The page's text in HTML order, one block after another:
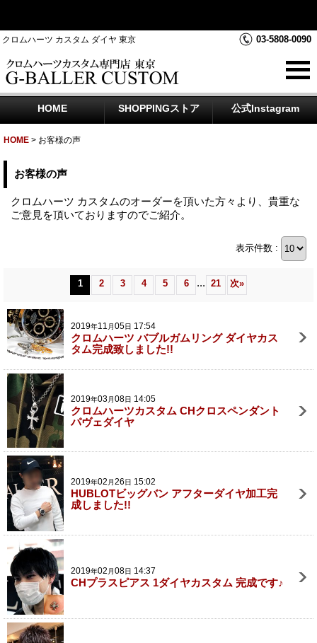
クロムハーツ カスタム ダイヤ 東京 03-5808-0090
HOME SHOPPINGストア 公式Instagram
HOME > お客様の声
お客様の声
クロムハーツ カスタムのオーダーを頂いた方々より、貴重な
ご意見を頂いておりますのでご紹介。
表示件数 :
1 2 3 4 5 6 ... 21 次»
2019年11月 05日 17:54
クロムハーツ バブルガムリング ダイヤカス
タム完成致しました!!
2019年03月 08日 14:05
クロムハーツカスタム CHクロスペンダント
パヴェダイヤ
2019年02月 26 日 15:02
HUBLOTビッグバン アフターダイヤ加工完
成しました!!
2019年02月 08日 14:37
CHプラスピアス 1ダイヤカスタム 完成です♪